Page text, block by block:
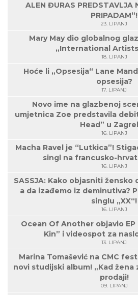
ALEN ĐURAS PREDSTAVLJA
PRIPADAM“!
23. LIPANJ
Mary May dio globalnog
„International
18. LIPANJ
Hoće li „Opsesija“ Lane
opsesija?
17. LIPANJ
Novo ime na glazbenoj
umjetnica Zoe predstavila
Head” u
16. LIPANJ
Macha Ravel je “Lutkica”!
singl na francusko-
16. LIPANJ
SASSJA: Kako objasniti
a da izađemo iz deminutiva?
singlu „XX“!
16. LIPANJ
Ocean Of Another objavio
Kin” i videospot za
13. LIPANJ
Marina Tomašević na CMC
novi studijski album! „Kad žena
prodaji!
09. LIPANJ